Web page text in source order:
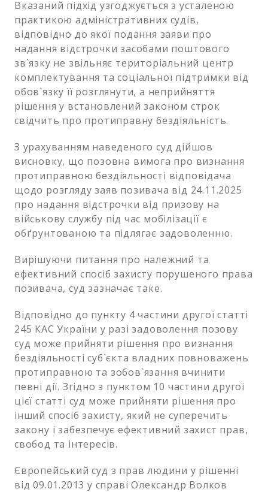
Вказаний підхід узгоджується з усталеною
практикою адміністративних судів,
відповідно до якої подання заяви про
надання відстрочки засобами поштового
зв`язку не звільняє територіальний центр
комплектування та соціальної підтримки від
обов`язку її розглянути, а неприйняття
рішення у встановлений законом строк
свідчить про протиправну бездіяльність.
З урахуванням наведеного суд дійшов
висновку, що позовна вимога про визнання
протиправною бездіяльності відповідача
щодо розгляду заяв позивача від 24.11.2025
про надання відстрочки від призову на
військову службу під час мобілізації є
обґрунтованою та підлягає задоволенню.
Вирішуючи питання про належний та
ефективний спосіб захисту порушеного права
позивача, суд зазначає таке.
Відповідно до пункту 4 частини другої статті
245 КАС України у разі задоволення позову
суд може прийняти рішення про визнання
бездіяльності суб`єкта владних повноважень
протиправною та зобов`язання вчинити
певні дії. Згідно з пунктом 10 частини другої
цієї статті суд може прийняти рішення про
інший спосіб захисту, який не суперечить
закону і забезпечує ефективний захист прав,
свобод та інтересів.
Європейський суд з прав людини у рішенні
від 09.01.2013 у справі Олександр Волков